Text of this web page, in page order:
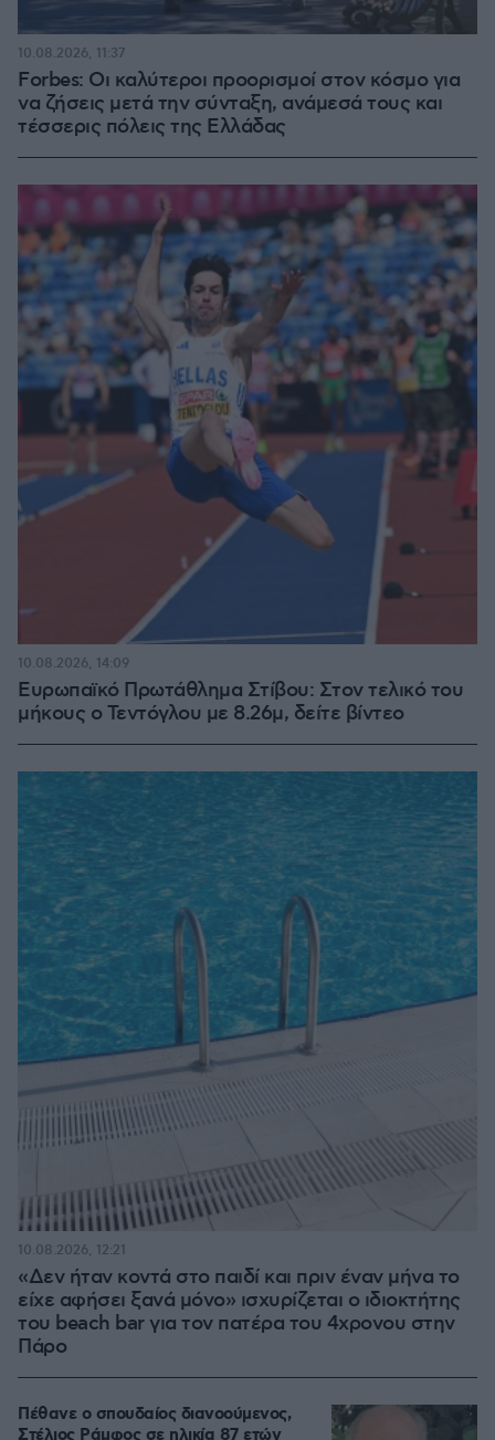
Forbes: Οι καλύτεροι προορισμοί στον κόσμο για
να ζήσεις μετά την σύνταξη, ανάμεσά τους και
τέσσερις πόλεις της Ελλάδας
10.08.2026, 11:37
Ευρωπαϊκό Πρωτάθλημα Στίβου: Στον τελικό του
μήκους ο Τεντόγλου με 8.26μ, δείτε βίντεο
10.08.2026, 14:09
«Δεν ήταν κοντά στο παιδί και πριν έναν μήνα το
είχε αφήσει ξανά μόνο» ισχυρίζεται ο ιδιοκτήτης
του beach bar για τον πατέρα του 4χρονου στην
Πάρο
10.08.2026, 12:21
Πέθανε ο σπουδαίος διανοούμενος,
Στέλιος Ράμφος σε ηλικία 87 ετών